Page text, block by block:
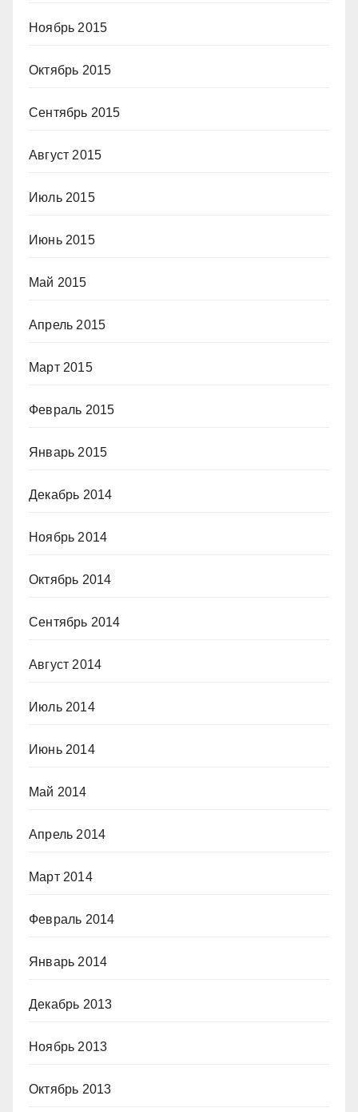
Ноябрь 2015
Октябрь 2015
Сентябрь 2015
Август 2015
Июль 2015
Июнь 2015
Май 2015
Апрель 2015
Март 2015
Февраль 2015
Январь 2015
Декабрь 2014
Ноябрь 2014
Октябрь 2014
Сентябрь 2014
Август 2014
Июль 2014
Июнь 2014
Май 2014
Апрель 2014
Март 2014
Февраль 2014
Январь 2014
Декабрь 2013
Ноябрь 2013
Октябрь 2013